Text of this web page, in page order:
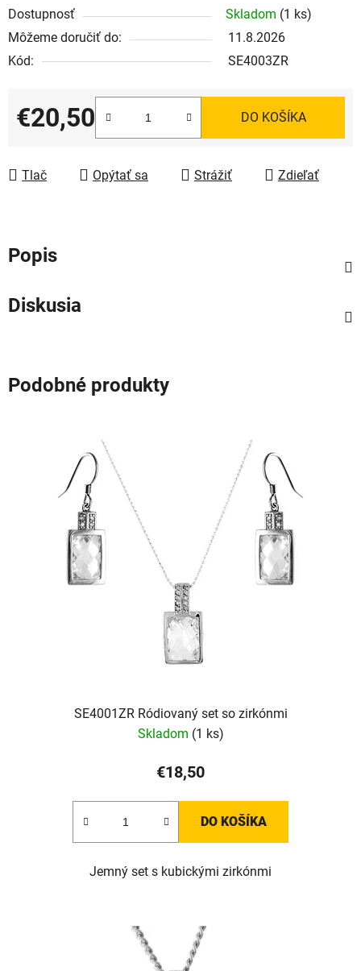
Dostupnosť Skladom (1 ks)
Môžeme doručiť do:
11.8.2026
Kód:
SE4003ZR
€20,50
Jednotková cena:
DO KOŠÍKA
Tlač Opýtať sa Strážiť Zdieľať
Popis
Diskusia
Podobné produkty
SE4001ZR Ródiovaný set so zirkónmi
Skladom (1 ks)
€18,50
DO KOŠÍKA
Jemný set s kubickými zirkónmi